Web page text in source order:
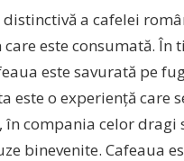
a cafelei
este consumată. În
este savurată pe
este o experiență care
în compania celor dragi
binevenite. Cafeaua